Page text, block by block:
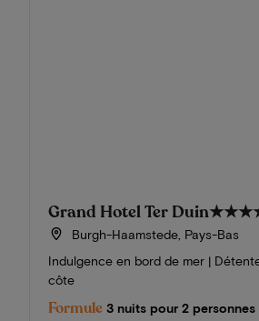
Grand Hotel Ter Duin
Burgh-Haamstede, Pays-Bas
Indulgence en bord de mer |
côte
Formule 3 nuits pour 2